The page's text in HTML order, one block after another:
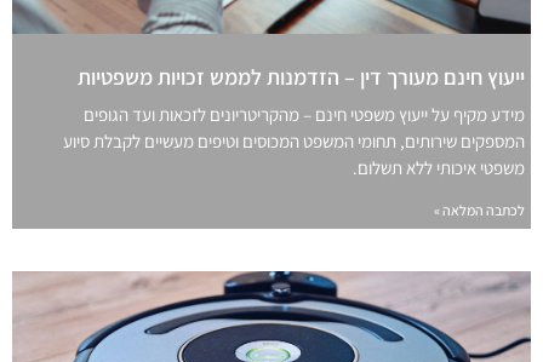
ייעוץ חינם מעורך דין – הזדמנות לממש זכויות משפטיות
מידע מקיף על ייעוץ משפטי חינם – מהקריטריונים לזכאות ועד הגופים
המספקים שירותים, תחומי המשפט המכוסים וטיפים מעשיים לקבלת סיוע
משפטי איכותי ללא תשלום.
לכתבה המלאה »